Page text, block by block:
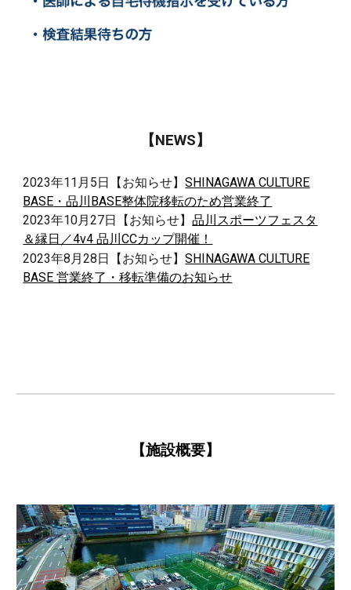
【NEWS】
2023年11 月 5日 【お知らせ】SHINAGAWA CULTURE
BASE ・品川BASE整体院移転のため営業終了
2023年10月27日【お知らせ】品川スポーツフェスタ
＆縁日／4v4 品川CCカップ開催！
2023年8月28日 【お知らせ】SHINAGAWA CULTURE
BASE 営業終了・移転準備のお知らせ
【施設概要】